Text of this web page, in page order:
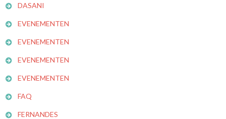
DASANI
EVENEMENTEN
EVENEMENTEN
EVENEMENTEN
EVENEMENTEN
FAQ
FERNANDES